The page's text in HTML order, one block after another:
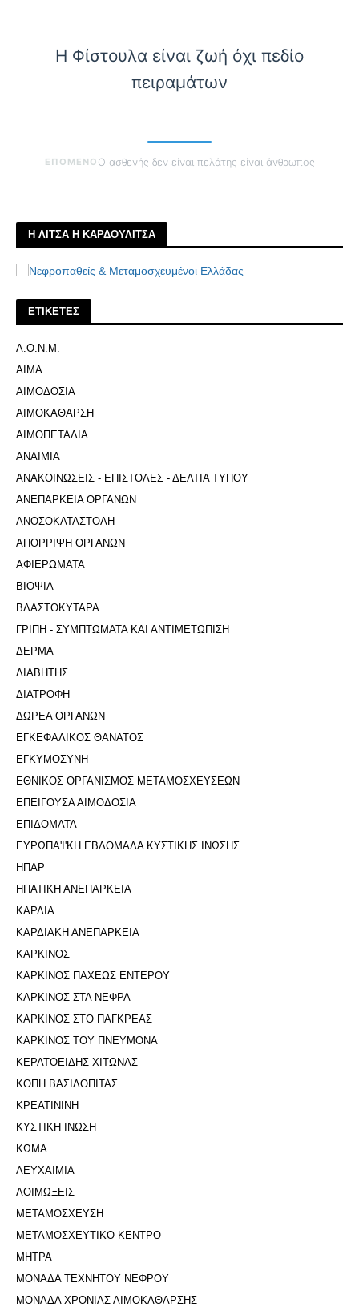
Η Φίστουλα είναι ζωή όχι πεδίο
πειραμάτων
ΕΠΟΜΕΝΟ Ο ασθενής δεν είναι πελάτης είναι άνθρωπος
Η ΛΙΤΣΑ Η ΚΑΡΔΟΥΛΙΤΣΑ
ΕΤΙΚΕΤΕΣ
Α.Ο.Ν.Μ.
ΑΙΜΑ
ΑΙΜΟΔΟΣΙΑ
ΑΙΜΟΚΑΘΑΡΣΗ
ΑΙΜΟΠΕΤΑΛΙΑ
ΑΝΑΙΜΙΑ
ΑΝΑΚΟΙΝΩΣΕΙΣ - ΕΠΙΣΤΟΛΕΣ - ΔΕΛΤΙΑ ΤΥΠΟΥ
ΑΝΕΠΑΡΚΕΙΑ ΟΡΓΑΝΩΝ
ΑΝΟΣΟΚΑΤΑΣΤΟΛΗ
ΑΠΟΡΡΙΨΗ ΟΡΓΑΝΩΝ
ΑΦΙΕΡΩΜΑΤΑ
ΒΙΟΨΙΑ
ΒΛΑΣΤΟΚΥΤΑΡΑ
ΓΡΙΠΗ - ΣΥΜΠΤΩΜΑΤΑ ΚΑΙ ΑΝΤΙΜΕΤΩΠΙΣΗ
ΔΕΡΜΑ
ΔΙΑΒΗΤΗΣ
ΔΙΑΤΡΟΦΗ
ΔΩΡΕΑ ΟΡΓΑΝΩΝ
ΕΓΚΕΦΑΛΙΚΟΣ ΘΑΝΑΤΟΣ
ΕΓΚΥΜΟΣΥΝΗ
ΕΘΝΙΚΟΣ ΟΡΓΑΝΙΣΜΟΣ ΜΕΤΑΜΟΣΧΕΥΣΕΩΝ
ΕΠΕΙΓΟΥΣΑ ΑΙΜΟΔΟΣΙΑ
ΕΠΙΔΟΜΑΤΑ
ΕΥΡΩΠΑ'Ι'ΚΗ ΕΒΔΟΜΑΔΑ ΚΥΣΤΙΚΗΣ ΙΝΩΣΗΣ
ΗΠΑΡ
ΗΠΑΤΙΚΗ ΑΝΕΠΑΡΚΕΙΑ
ΚΑΡΔΙΑ
ΚΑΡΔΙΑΚΗ ΑΝΕΠΑΡΚΕΙΑ
ΚΑΡΚΙΝΟΣ
ΚΑΡΚΙΝΟΣ ΠΑΧΕΩΣ ΕΝΤΕΡΟΥ
ΚΑΡΚΙΝΟΣ ΣΤΑ ΝΕΦΡΑ
ΚΑΡΚΙΝΟΣ ΣΤΟ ΠΑΓΚΡΕΑΣ
ΚΑΡΚΙΝΟΣ ΤΟΥ ΠΝΕΥΜΟΝΑ
ΚΕΡΑΤΟΕΙΔΗΣ ΧΙΤΩΝΑΣ
ΚΟΠΗ ΒΑΣΙΛΟΠΙΤΑΣ
ΚΡΕΑΤΙΝΙΝΗ
ΚΥΣΤΙΚΗ ΙΝΩΣΗ
ΚΩΜΑ
ΛΕΥΧΑΙΜΙΑ
ΛΟΙΜΩΞΕΙΣ
ΜΕΤΑΜΟΣΧΕΥΣΗ
ΜΕΤΑΜΟΣΧΕΥΤΙΚΟ ΚΕΝΤΡΟ
ΜΗΤΡΑ
ΜΟΝΑΔΑ ΤΕΧΝΗΤΟΥ ΝΕΦΡΟΥ
ΜΟΝΑΔΑ ΧΡΟΝΙΑΣ ΑΙΜΟΚΑΘΑΡΣΗΣ